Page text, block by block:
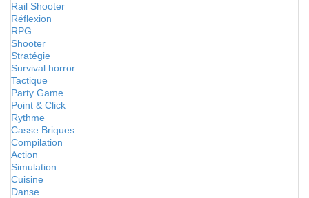
Rail Shooter
Réflexion
RPG
Shooter
Stratégie
Survival horror
Tactique
Party Game
Point & Click
Rythme
Casse Briques
Compilation
Action
Simulation
Cuisine
Danse